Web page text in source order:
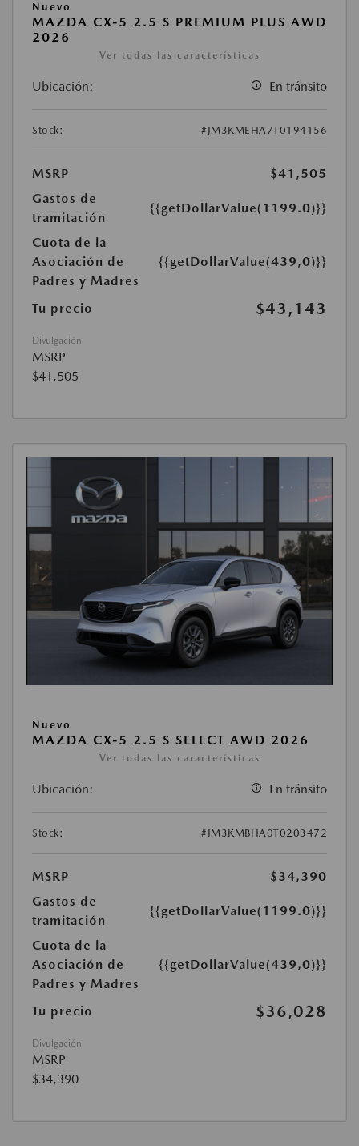
Nuevo
MAZDA CX-5 2.5 S PREMIUM PLUS AWD
2026
Ver todas las características
Ubicación: En tránsito
Stock: #JM3KMEHA7T0194156
MSRP
$41,505
Gastos de
tramitación
{{getDollarValue(1199.0)}}
Cuota de la
Asociación de
Padres y Madres
{{getDollarValue(439,0)}}
Tu precio $43,143
Divulgación
MSRP
$41,505
Nuevo
MAZDA CX-5 2.5 S SELECT AWD 2026
Ver todas las características
Ubicación: En tránsito
Stock: #JM3KMBHA0T0203472
MSRP
$34,390
Gastos de
tramitación
{{getDollarValue(1199.0)}}
Cuota de la
Asociación de
Padres y Madres
{{getDollarValue(439,0)}}
Tu precio $36,028
Divulgación
MSRP
$34,390